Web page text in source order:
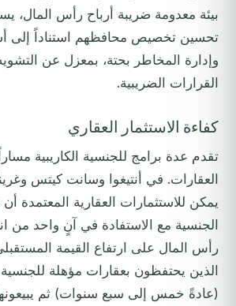
بيئة معدومة ضريبة أرباح رأس المال،
تحسين تخصيص محافظهم استناداً
وإدارة المخاطر بحتة، بمعزل عن
القرارات الضريبية.
كفاءة الاستثمار العقاري
تقدم عدة برامج للجنسية الكاريبية
العقارات. في أنتيغوا وسانت كيتس
يمكن للاستثمارات العقارية
الجنسية مع الاستفادة في آنٍ واحد من
رأس المال على ارتفاع القيمة
الذين يحتفظون بعقارات مؤهلة
(عادةً خمس إلى سبع سنوات) ثم